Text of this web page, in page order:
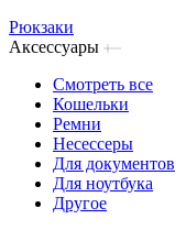
Рюкзаки
Аксессуары
Смотреть все
Кошельки
Ремни
Несессеры
Для документов
Для ноутбука
Другое